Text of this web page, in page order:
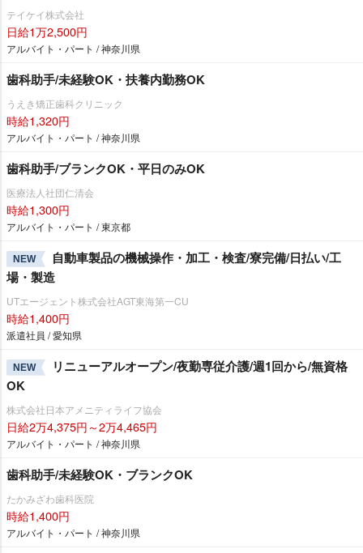
テイケイ株式会社
日給1万2,500円
アルバイト・パート / 神奈川県
歯科助手/未経験OK・扶養内勤務OK
うえき矯正歯科クリニック
時給1,320円
アルバイト・パート / 神奈川県
歯科助手/ブランクOK・平日のみOK
医療法人社団仁清会
時給1,300円
アルバイト・パート / 東京都
NEW
自動車製品の機械操作・加工・検査/寮完備/日払い/工
場・製造
UTエージェント株式会社AGT東海第一CU
時給1,400円
派遣社員 / 愛知県
NEW
リニューアルオープン/夜勤専従介護/週1回から/無資格
OK
株式会社日本アメニティライフ協会
日給2万4,375円～2万4,465円
アルバイト・パート / 神奈川県
歯科助手/未経験OK・ブランクOK
たかみざわ歯科医院
時給1,400円
アルバイト・パート / 神奈川県